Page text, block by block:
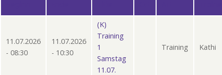
sortieren
11.07.2026
- 08:30
11.07.2026
- 10:30
(K)
Training
1
Samstag
11.07.
Training Kathi